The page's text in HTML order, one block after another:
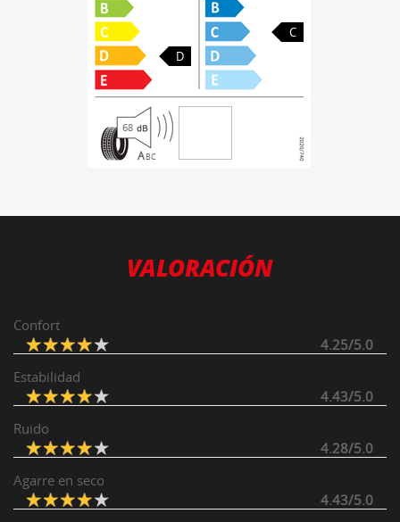
D
C
68
ABC
VALORACIÓN
Confort
4.25/5.0
Estabilidad
4.43/5.0
Ruido
4.28/5.0
Agarre en seco
4.43/5.0